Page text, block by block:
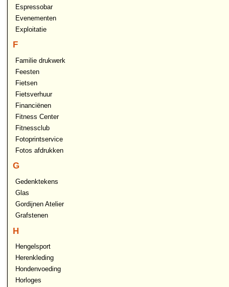
Espressobar
Evenementen
Exploitatie
F
Familie drukwerk
Feesten
Fietsen
Fietsverhuur
Financiënen
Fitness Center
Fitnessclub
Fotoprintservice
Fotos afdrukken
G
Gedenktekens
Glas
Gordijnen Atelier
Grafstenen
H
Hengelsport
Herenkleding
Hondenvoeding
Horloges